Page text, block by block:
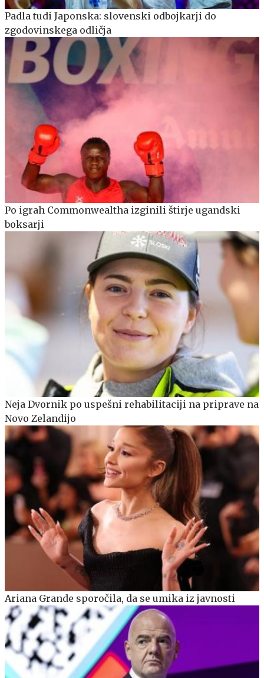
Padla tudi Japonska: slovenski odbojkarji do
zgodovinskega odličja
Po igrah Commonwealtha izginili štirje ugandski
boksarji
Neja Dvornik po uspešni rehabilitaciji na priprave na
Novo Zelandijo
Ariana Grande sporočila, da se umika iz javnosti